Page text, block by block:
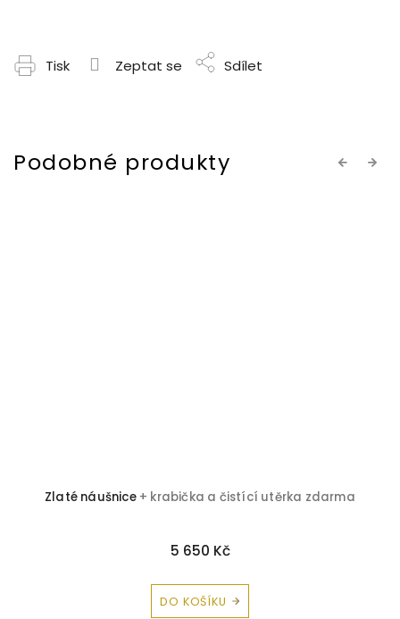
Tisk Zeptat se Sdílet
Previous
Zlaté náušnice + krabička a čistící utěrka zdarma
5 650 Kč
DO KOŠÍKU
Next